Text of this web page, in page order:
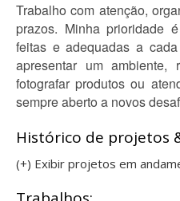
Trabalho com atenção,
prazos. Minha prioridade
feitas e adequadas a
apresentar um ambiente,
fotografar produtos ou
sempre aberto a novos
Histórico de projetos
(+) Exibir projetos em